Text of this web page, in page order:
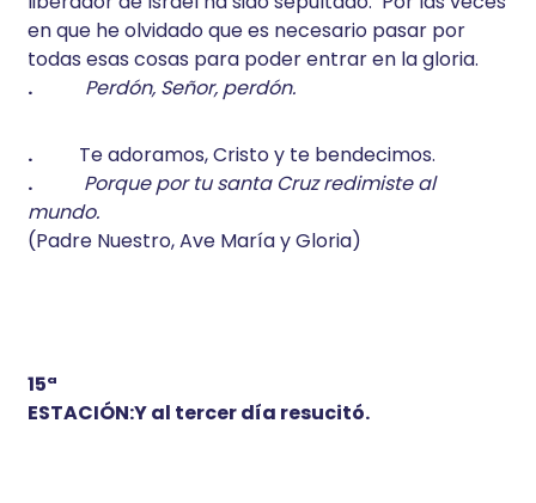
en que he olvidado que es necesario pasar por
todas esas cosas para poder entrar en la gloria.
.
Perdón, Señor, perdón.
.
Te adoramos, Cristo y te bendecimos.
.
Porque por tu santa Cruz redimiste al
mundo.
(Padre Nuestro, Ave María y Gloria)
15ª
ESTACIÓN:Y al tercer día resucitó.